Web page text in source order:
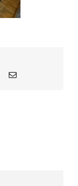
PinterestEmail